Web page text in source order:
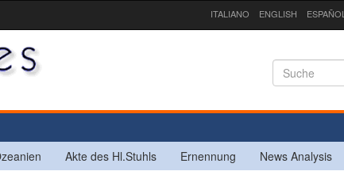
ITALIANO ENGLISH ESPAÑOL
Akte des Hl.Stuhls Ernennung News Analysis